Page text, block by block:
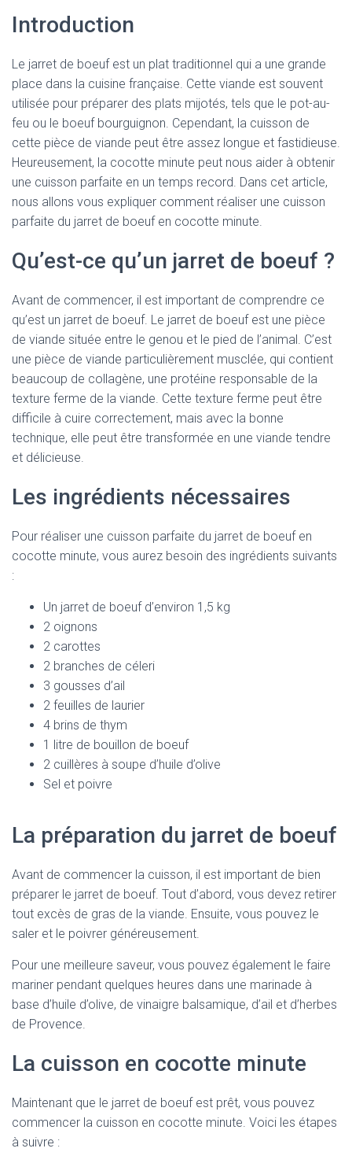
Introduction
Le jarret de boeuf est un plat traditionnel qui a une grande
place dans la cuisine française. Cette viande est souvent
utilisée pour préparer des plats mijotés, tels que le pot-au-
feu ou le boeuf bourguignon. Cependant, la cuisson de
cette pièce de viande peut être assez longue et fastidieuse.
Heureusement, la cocotte minute peut nous aider à obtenir
une cuisson parfaite en un temps record. Dans cet article,
nous allons vous expliquer comment réaliser une cuisson
parfaite du jarret de boeuf en cocotte minute.
Qu’est-ce qu’un jarret de boeuf ?
Avant de commencer, il est important de comprendre ce
qu’est un jarret de boeuf. Le jarret de boeuf est une pièce
de viande située entre le genou et le pied de l’animal. C’est
une pièce de viande particulièrement musclée, qui contient
beaucoup de collagène, une protéine responsable de la
texture ferme de la viande. Cette texture ferme peut être
difficile à cuire correctement, mais avec la bonne
technique, elle peut être transformée en une viande tendre
et délicieuse.
Les ingrédients nécessaires
Pour réaliser une cuisson parfaite du jarret de boeuf en
cocotte minute, vous aurez besoin des ingrédients suivants
:
Un jarret de boeuf d’environ 1,5 kg
2 oignons
2 carottes
2 branches de céleri
3 gousses d’ail
2 feuilles de laurier
4 brins de thym
1 litre de bouillon de boeuf
2 cuillères à soupe d’huile d’olive
Sel et poivre
La préparation du jarret de boeuf
Avant de commencer la cuisson, il est important de bien
préparer le jarret de boeuf. Tout d’abord, vous devez retirer
tout excès de gras de la viande. Ensuite, vous pouvez le
saler et le poivrer généreusement.
Pour une meilleure saveur, vous pouvez également le faire
mariner pendant quelques heures dans une marinade à
base d’huile d’olive, de vinaigre balsamique, d’ail et d’herbes
de Provence.
La cuisson en cocotte minute
Maintenant que le jarret de boeuf est prêt, vous pouvez
commencer la cuisson en cocotte minute. Voici les étapes
à suivre :